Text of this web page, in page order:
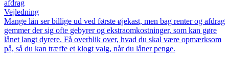
afdrag
Vejledning
Mange lån ser billige ud ved første øjekast, men bag renter og afdrag
gemmer der sig ofte gebyrer og ekstraomkostninger, som kan gøre
lånet langt dyrere. Få overblik over, hvad du skal være opmærksom
på, så du kan træffe et klogt valg, når du låner penge.